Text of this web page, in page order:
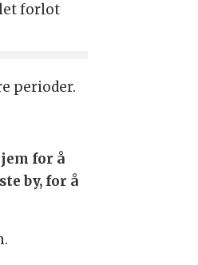
forlot
perioder.
for å
by, for å